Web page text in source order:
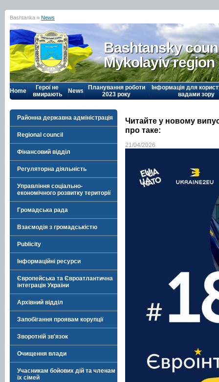
Bashtanka » News
Bashtansky
Mykolayiv region
Home
Герої не
вмирають
News
Планування роботи
2023 року
Інформація для
вадами зору
Районна державна адміністрація
Regional council
Фінансовий відділ
Регуляторна діяльність
Управління соціально-
економічного розвитку території
Громадська рада
Взаємодія з громадськістю
Publicity
Інформаційні ресурси
Європейська та Євроатлантична
інтеграція України
Архівний відділ
Запобігання проявам корупції
Зворотній зв'язок
Очищення влади
Учасникам бойових дій та членам
їх сімей
Читайте у новому
про таке:
21/04/2026